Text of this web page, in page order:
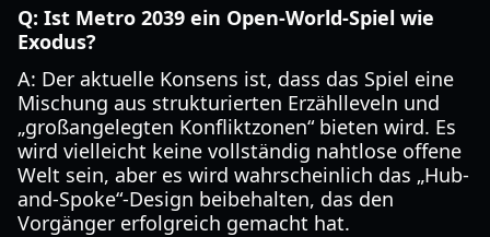
Q: Ist Metro 2039 ein Open-World-Spiel wie
Exodus?
A: Der aktuelle Konsens ist, dass das Spiel eine
Mischung aus strukturierten Erzählleveln und
„großangelegten Konfliktzonen“ bieten wird. Es
wird vielleicht keine vollständig nahtlose offene
Welt sein, aber es wird wahrscheinlich das „Hub-
and-Spoke“-Design beibehalten, das den
Vorgänger erfolgreich gemacht hat.